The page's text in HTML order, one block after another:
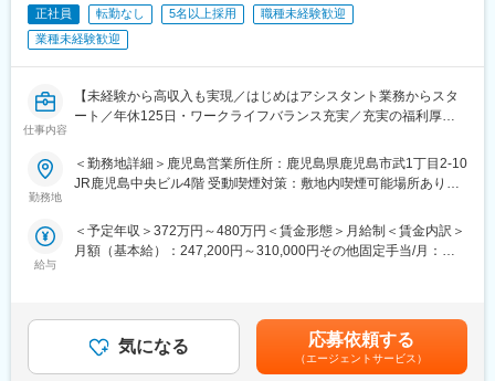
＜おすすめポイント＞
■ 専任営業による一貫サポート
エンジニア専任の営業が、配属・案件調整・キャリア相談まで一
貫対応。
「設計を続けたい」「評価から設計へ戻りたい」などの要望も反
映します。
?設計スペシャリスト
?幅広い製品経験を積むジェネラリスト
など志向に合わせたキャリア形成を支援。
■ 長期的にエンジニアとして活躍
鹿児島にある大手自動車メーカーにて、自動車関連(レクサス車)の
設計業務に携わっていただきます。
正社員 転勤なし 5名以上採用
職種未経験歓迎
業種未経験歓迎
仕事内容
【未経験から高収入も実現／はじめはアシスタント業務からスタ
ート／年休125日・ワークライフバランス充実／充実の福利厚生
■業務概要
体力仕事や職人作業ではなく、スケジュール調整や書類作成、関
係者との連絡などを通して、プロジェクト全体を進行します。
「人の役に立つのが好き」「段取りを組むのが得意」「コツコツ
作業が向いている」そんな方にピッタリです！
勤務地
＜勤務地詳細＞鹿児島営業所住所：鹿児島県鹿児島市武1丁目2-10
JR鹿児島中央ビル4階 受動喫煙対策：敷地内喫煙可能場所あり変
給与
＜予定年収＞372万円～480万円＜賃金形態＞月給制＜賃金内訳＞
月額（基本給）：247,200円～310,000円その他固定手当/月：
無＞有＜残業手当＞有＜給与補足＞※上記理論年収に賞与は含んで
おりません。賞与年2回（社内規定あり）、昇給年1回。時間外手
当は100％別途支給。賃金はあくまでも目安の金額であり、選考
気になる 応募依頼する
（エージェントサービス）